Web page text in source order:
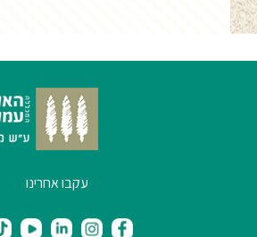
עקבו אחרינו